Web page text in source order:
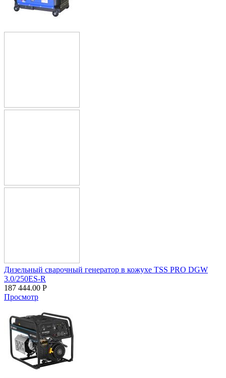
Дизельный сварочный генератор в кожухе TSS PRO DGW
3.0/250ES-R
187 444.00 Р
Просмотр